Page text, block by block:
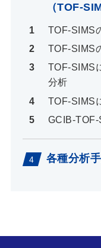
（TOF-
TOF-SIMS
TOF-SIMS
TOF-SIMS
分析
TOF-SIMS
GCIB-
各種分析